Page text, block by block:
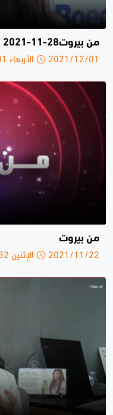
من بيروت28-11-2021
2021/12/01 الأربعاء 11:01 ص
من بيروت
2021/11/22 الإثنين 10:32 ص